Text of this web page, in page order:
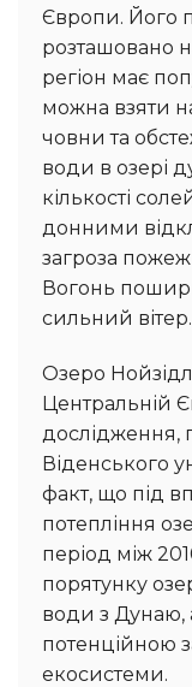
Європи. Його
розташовано
регіон має
можна взяти
човни та
води в озері
кількості
донними
загроза
Вогонь
сильний вітер.
Озеро Нойзідлер-Зе – найбільше у
Центральній
дослідження,
Віденського
факт, що під
потепління
період між
порятунку
води з Дунаю,
потенційною
екосистеми.